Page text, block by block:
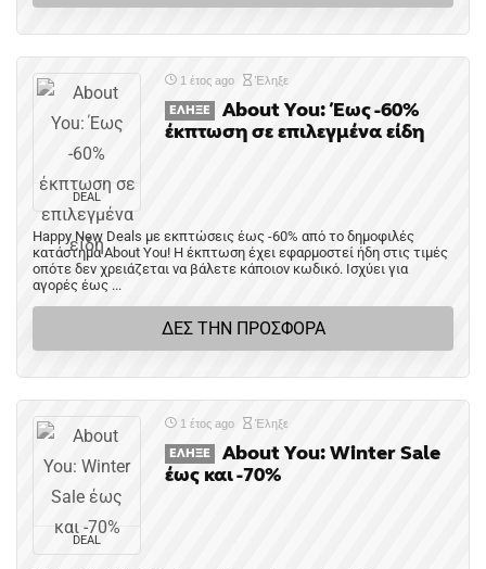
DEAL
1 έτος ago Έληξε
ΈΛΗΞΕ
About You: Έως -60%
έκπτωση σε επιλεγμένα είδη
Happy New Deals με εκπτώσεις έως -60% από το δημοφιλές
κατάστημα About You! Η έκπτωση έχει εφαρμοστεί ήδη στις τιμές
οπότε δεν χρειάζεται να βάλετε κάποιον κωδικό. Ισχύει για
αγορές έως ...
ΔΕΣ ΤΗΝ ΠΡΟΣΦΟΡΑ
DEAL
1 έτος ago Έληξε
ΈΛΗΞΕ
About You: Winter Sale
έως και -70%